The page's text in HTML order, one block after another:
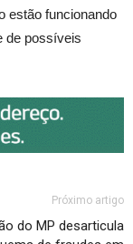
estão funcionando
de possíveis
Próximo artigo
do MP desarticula